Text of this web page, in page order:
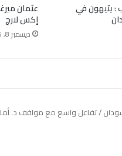
: يتيهون في عثمان
إكس لارج
ديسمبر 8, 2025